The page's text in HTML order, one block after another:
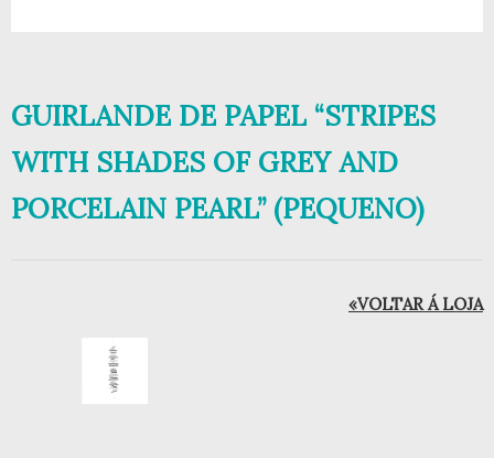
GUIRLANDE DE PAPEL “STRIPES
WITH SHADES OF GREY AND
PORCELAIN PEARL” (PEQUENO)
«VOLTAR Á LOJA